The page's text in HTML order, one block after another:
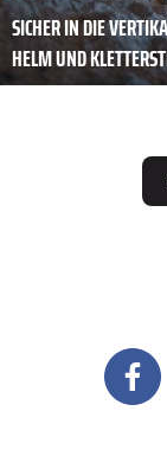
SICHER IN DIE
HELM UND